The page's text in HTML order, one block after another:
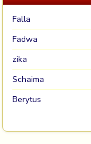
Falla
Fadwa
zika
Schaima
Berytus